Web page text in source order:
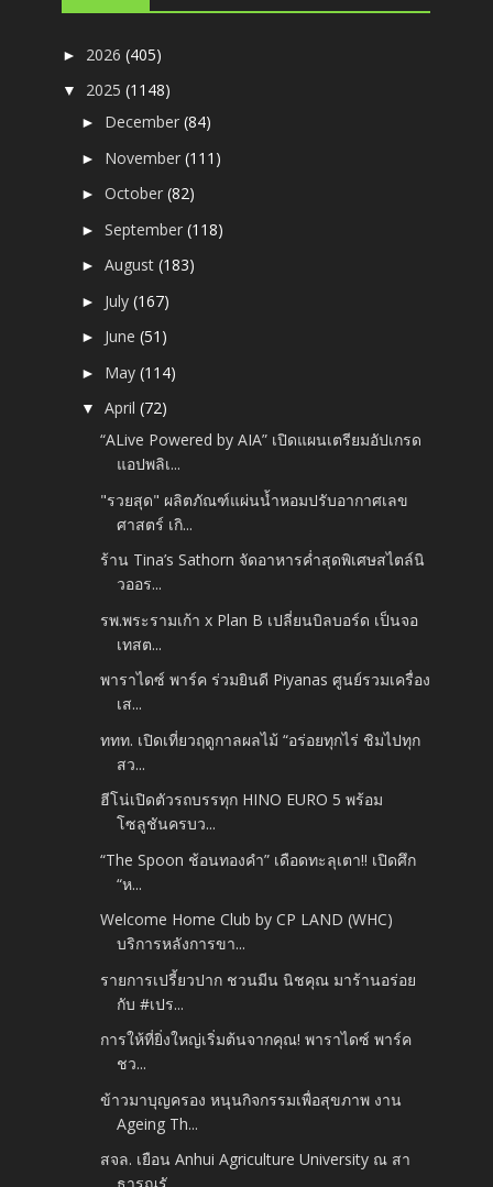
► 2026(405)
▼ 2025(1148)
► December(84)
► November(111)
►October(82)
►September(118)
►August(183)
► July(167)
► June(51)
► May(114)
▼April(72)
“ALive Powered by AIA” เปิดแผนเตรียมอัปเกรด
แอปพลิเ...
"รวยสุด" ผลิตภัณฑ์แผ่นน้ำหอมปรับอากาศเลข
ศาสตร์ เกิ...
ร้าน Tina’s Sathorn จัดอาหารค่ำสุดพิเศษสไตล์นิ
วออร...
รพ.พระรามเก้า x Plan B เปลี่ยนบิลบอร์ด เป็นจอ
เทสต...
พาราไดซ์ พาร์ค ร่วมยินดี Piyanas ศูนย์รวมเครื่อง
เส...
ททท. เปิดเที่ยวฤดูกาลผลไม้ “อร่อยทุกไร่ ชิมไปทุก
สว...
ฮีโน่เปิดตัวรถบรรทุก HINO EURO 5 พร้อม
โซลูชันครบว...
“The Spoon ช้อนทองคำ” เดือดทะลุเตา!! เปิดศึก
“ห...
Welcome Home Club by CP LAND (WHC)
บริการหลังการขา...
รายการเปรี้ยวปาก ชวนมีน นิชคุณ มาร้านอร่อย
กับ #เปร...
การให้ที่ยิ่งใหญ่เริ่มต้นจากคุณ! พาราไดซ์ พาร์ค
ชว...
ข้าวมาบุญครอง หนุนกิจกรรมเพื่อสุขภาพ งาน
Ageing Th...
สจล. เยือน Anhui Agriculture University ณ สา